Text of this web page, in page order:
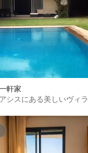
軒家
シスにある美しいヴィラ